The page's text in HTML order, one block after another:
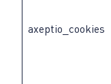
axeptio_cookies